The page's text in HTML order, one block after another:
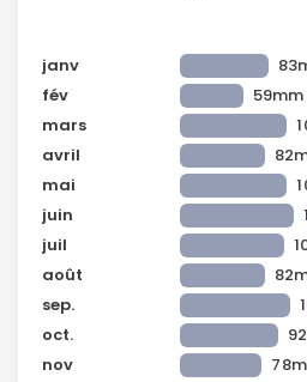
janv
fév
59mm
mars
avril
mai
juin
juil
août
sep.
oct.
nov